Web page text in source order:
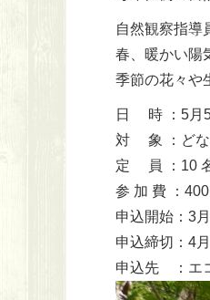
自然観察指導
春、暖かい陽
季節の花々や
日 時 ：5月
対 象 ：どな
定 員 ：10
参 加 費 ：
申込開始：3
申込締切：4
申込先 ：エ